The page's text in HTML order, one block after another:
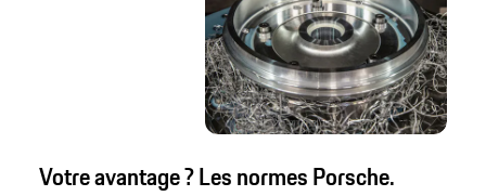
Votre avantage ? Les normes Porsche.